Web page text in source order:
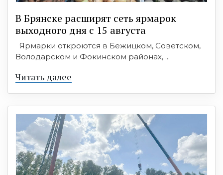
В Брянске расширят сеть ярмарок
выходного дня с 15 августа
Ярмарки откроются в Бежицком, Советском,
Володарском и Фокинском районах, ...
Читать далее